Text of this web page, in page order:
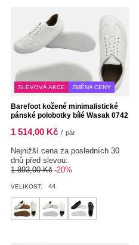
SLEVOVÁ AKCE ZMĚNA CENY
Barefoot kožené minimalistické
pánské polobotky bílé Wasak 0742
1 514,00 Kč / pár
Nejnižší cena za posledních 30
dnů před slevou:
1 893,00 Kč -20%
VELIKOST: 44